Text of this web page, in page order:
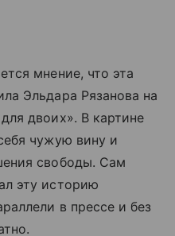
мнение, что эта
Эльдара Рязанова на
двоих». В картине
чужую вину и
свободы. Сам
эту историю
в прессе и без